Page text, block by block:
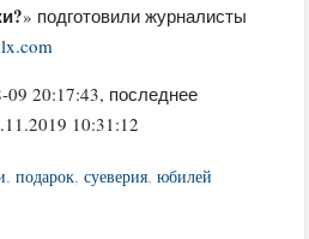
» подготовили журналисты
09 20:17:43, последнее
10:31:12
,подарок,суеверия,юбилей